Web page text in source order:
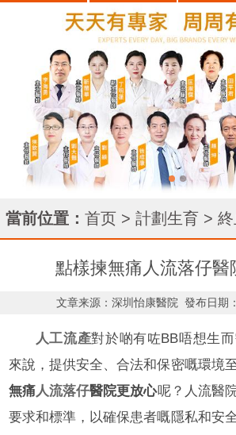
當前位置： 首页 > 計劃生育 >
點樣揀無痛人流落仔醫
文章来源：深圳怡康醫院 發布日期
人工流產對於啲有咗BB唔想生
來說，提供安全、合法和保密嘅環境
無痛人流落仔醫院更放心呢？人流醫
要求和標準，以確保患者嘅隱私和安